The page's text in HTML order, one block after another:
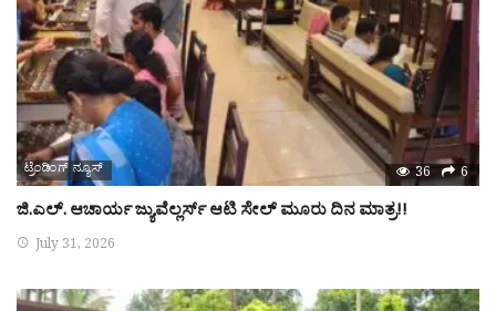
ಟ್ರೆಂಡಿಂಗ್ ನ್ಯೂಸ್ 36 6
ಜಿ.ಎಲ್. ಆಚಾರ್ಯ ಜ್ಯುವೆಲ್ಲರ್ಸ್ ಆಟಿ ಸೇಲ್ ಮೂರು ದಿನ ಮಾತ್ರ!!
July 31, 2026